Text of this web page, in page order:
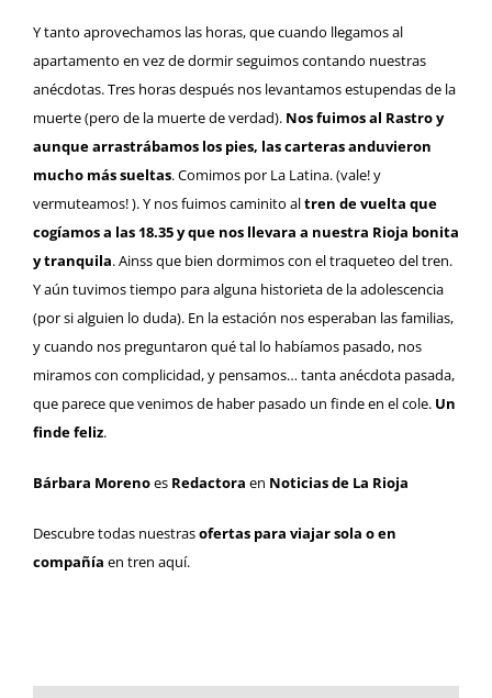
Y tanto aprovechamos las horas, que cuando llegamos al
apartamento en vez de dormir seguimos contando nuestras
anécdotas. Tres horas después nos levantamos estupendas de la
muerte (pero de la muerte de verdad). Nos fuimos al Rastro y
aunque arrastrábamos los pies, las carteras anduvieron
mucho más sueltas. Comimos por La Latina. (vale! y
vermuteamos! ). Y nos fuimos caminito altren de vuelta que
cogíamos a las 18.35y que nos llevara a nuestra Rioja bonita
y tranquila. Ainss que bien dormimos con el traqueteo del tren.
Y aún tuvimos tiempo para alguna historieta de la adolescencia
(por si alguien lo duda). En la estación nos esperaban las familias,
y cuando nos preguntaron qué tal lo habíamos pasado, nos
miramos con complicidad, y pensamos… tanta anécdota pasada,
que parece que venimos de haber pasado un finde en el cole. Un
finde feliz.
Bárbara Morenoes Redactora en Noticias de La Rioja
Descubre todas nuestrasofertas para viajar sola o en
compañía en tren aquí.